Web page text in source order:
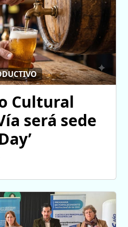
Cultural
será sede